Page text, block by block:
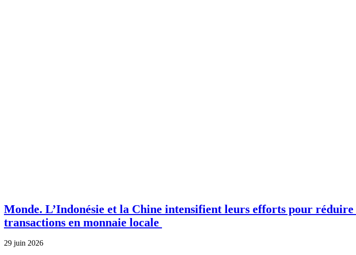
Monde. L’Indonésie et la Chine intensifient leurs efforts pour
transactions en monnaie locale
29 juin 2026